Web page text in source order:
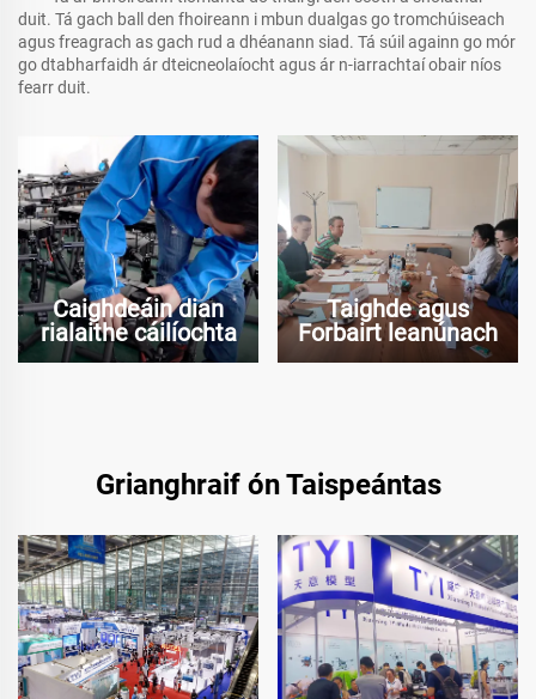
duit. Tá gach ball den fhoireann i mbun dualgas go tromchúiseach
agus freagrach as gach rud a dhéanann siad. Tá súil againn go mór
go dtabharfaidh ár dteicneolaíocht agus ár n-iarrachtaí obair níos
fearr duit.
Caighdeáin dian
rialaithe cáilíochta
Taighde agus
Forbairt leanúnach
Grianghraif ón Taispeántas